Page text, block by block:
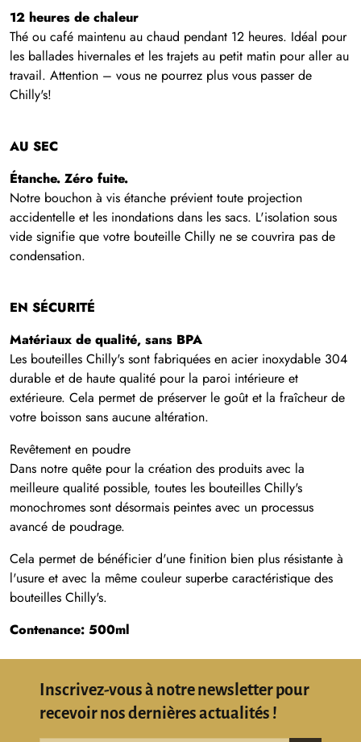
12 heures de chaleur
Thé ou café maintenu au chaud pendant 12 heures. Idéal pour
les ballades hivernales et les trajets au petit matin pour aller au
travail. Attention – vous ne pourrez plus vous passer de
Chilly's!
AU SEC
Étanche. Zéro fuite.
Notre bouchon à vis étanche prévient toute projection
accidentelle et les inondations dans les sacs. L'isolation sous
vide signifie que votre bouteille Chilly ne se couvrira pas de
condensation.
EN SÉCURITÉ
Matériaux de qualité, sans BPA
Les bouteilles Chilly's sont fabriquées en acier inoxydable 304
durable et de haute qualité pour la paroi intérieure et
extérieure. Cela permet de préserver le goût et la fraîcheur de
votre boisson sans aucune altération.
Revêtement en poudre
Dans notre quête pour la création des produits avec la
meilleure qualité possible, toutes les bouteilles Chilly's
monochromes sont désormais peintes avec un processus
avancé de poudrage.
Cela permet de bénéficier d'une finition bien plus résistante à
l'usure et avec la même couleur superbe caractéristique des
bouteilles Chilly's.
Contenance: 500ml
Inscrivez-vous à notre newsletter pour
recevoir nos dernières actualités !